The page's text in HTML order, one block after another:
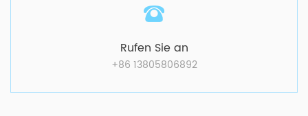
Rufen Sie an
+86 13805806892